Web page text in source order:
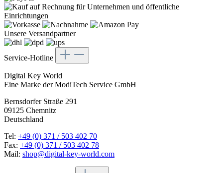
Unsere Versandpartner
Service-Hotline
Digital Key World
Eine Marke der ModiTech Service GmbH
Bernsdorfer Straße 291
09125 Chemnitz
Deutschland
Tel: +49 (0) 371 / 503 402 70
Fax: +49 (0) 371 / 503 402 78
Mail: shop@digital-key-world.com